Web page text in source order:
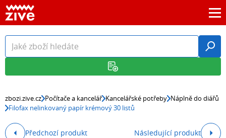
zbozi.zive.cz Počítače a kancelář Kancelářské potřeby Náplně do diářů
Filofax nelinkovaný papír krémový 30 listů
Předchozí produkt Následující produkt